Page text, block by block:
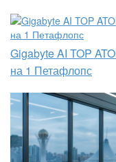
Gigabyte AI TOP
на 1 Петафлопс